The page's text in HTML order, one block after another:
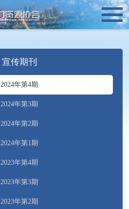
宣传期刊
2024年第4期
2024年第3期
2024年第2期
2024年第1期
2023年第4期
2023年第3期
2023年第2期